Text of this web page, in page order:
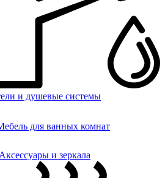
и душевые системы
для ванных комнат
Аксессуары и зеркала